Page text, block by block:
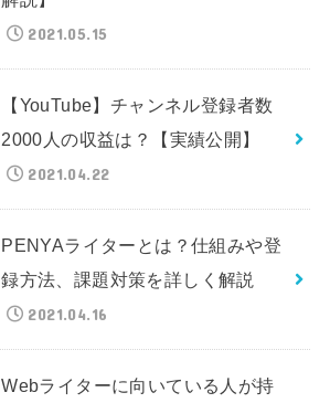
2021.05.15
【YouTube】チャンネル登録者数
2000人の収益は？【実績公開】
2021.04.22
PENYAライターとは？仕組みや登
録方法、課題対策を詳しく解説
2021.04.16
Webライターに向いている人が持